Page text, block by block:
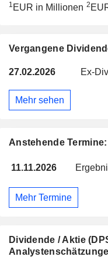
1 EUR in Millionen 2
Vergangene
27.02.2026 Ex-
Mehr sehen
Anstehende
11.11.2026
Mehr Termine
Dividende / Aktie